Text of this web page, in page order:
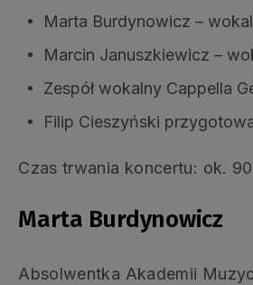
Marta Burdynowicz – wokal
Marcin Januszkiewicz –
Zespół wokalny Cappella
Filip Cieszyński
Czas trwania koncertu: ok.
Marta Burdynowicz
Absolwentka Akademii